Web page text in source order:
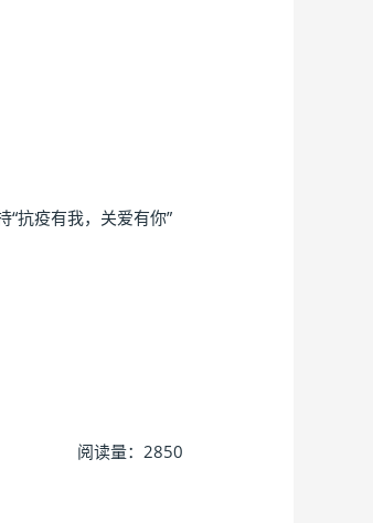
抗疫有我，关爱有你”
阅读量：2850